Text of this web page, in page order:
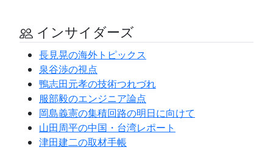
インサイダーズ
長見晃の海外トピックス
泉谷渉の視点
鴨志田元孝の技術つれづれ
服部毅のエンジニア論点
岡島義憲の集積回路の明日に向けて
山田周平の中国・台湾レポート
津田建二の取材手帳